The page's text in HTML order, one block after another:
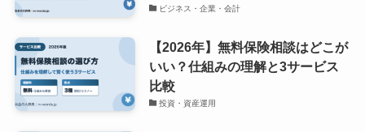
ビジネス・企業・会計
【2026年】無料保険相談はどこが
いい？仕組みの理解と3サービス
比較
投資・資産運用